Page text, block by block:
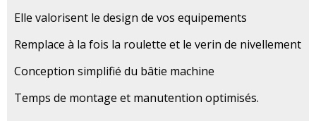
Elle valorisent le design de vos equipements
Remplace à la fois la roulette et le verin de nivellement
Conception simplifié du bâtie machine
Temps de montage et manutention optimisés.